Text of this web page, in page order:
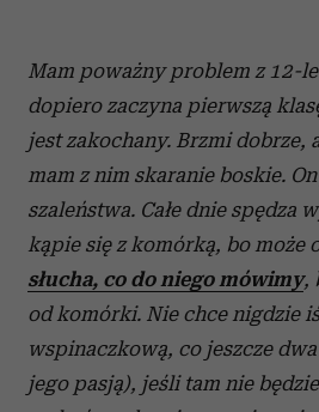
Mam poważny problem z 12-
dopiero zaczyna pierwszą
jest zakochany. Brzmi dobrze,
mam z nim skaranie boskie.
szaleństwa. Całe dnie spędza
kąpie się z komórką, bo może
słucha, co do niego mówimy,
od komórki. Nie chce nigdzie
wspinaczkową, co jeszcze
jego pasją), jeśli tam nie